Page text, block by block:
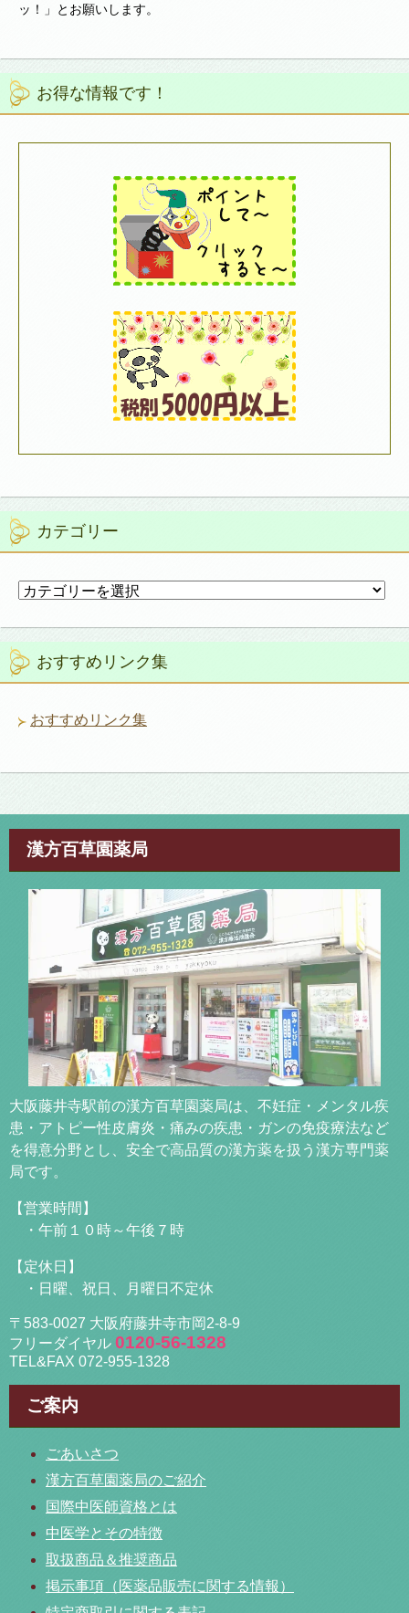
ッ！」とお願いします。
お得な情報です！
カテゴリー
カ
ゴ
リ
ー おすすめリンク集
おすすめリンク集
漢方百草園薬局
大阪藤井寺駅前の漢方百草園薬局は、不妊症・メンタル疾
患・アトピー性皮膚炎・痛みの疾患・ガンの免疫療法など
を得意分野とし、安全で高品質の漢方薬を扱う漢方専門薬
局です。
【営業時間】
・午前１０時～午後７時
【定休日】
・日曜、祝日、月曜日不定休
〒583-0027 大阪府藤井寺市岡2-8-9
フリーダイヤル 0120-56-1328
TEL&FAX 072-955-1328
ご案内
ごあいさつ
漢方百草園薬局のご紹介
国際中医師資格とは
中医学とその特徴
取扱商品＆推奨商品
掲示事項（医薬品販売に関する情報）